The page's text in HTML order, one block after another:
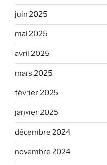
juin 2025
mai 2025
avril 2025
mars 2025
février 2025
janvier 2025
décembre 2024
novembre 2024